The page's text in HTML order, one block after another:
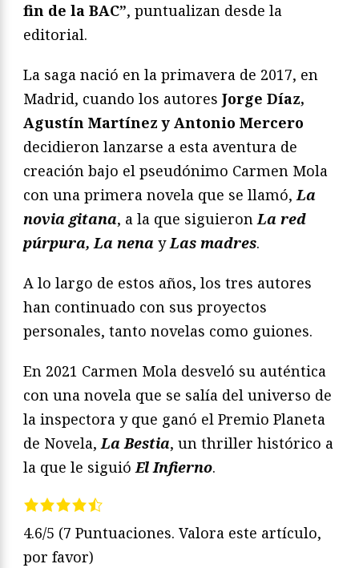
fin de la BAC”, puntualizan desde la
editorial.
La saga nació en la primavera de 2017, en
Madrid, cuando los autores Jorge Díaz,
Agustín Martínez y Antonio Mercero
decidieron lanzarse a esta aventura de
creación bajo el pseudónimo Carmen Mola
con una primera novela que se llamó,La
novia gitana, a la que siguieronLa red
púrpura, La nena yLas madres.
A lo largo de estos años, los tres autores
han continuado con sus proyectos
personales, tanto novelas como guiones.
En 2021 Carmen Mola desveló su auténtica
con una novela que se salía del universo de
la inspectora y que ganó el Premio Planeta
de Novela,La Bestia, un thriller histórico a
la que le siguióEl Infierno.
4.6/5 (7 Puntuaciones. Valora este artículo,
por favor)